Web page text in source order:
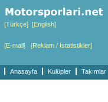
[Türkçe] [English]
[E-mail] [Reklam / İstatistikler]
Anasayfa Kulüpler Takımlar